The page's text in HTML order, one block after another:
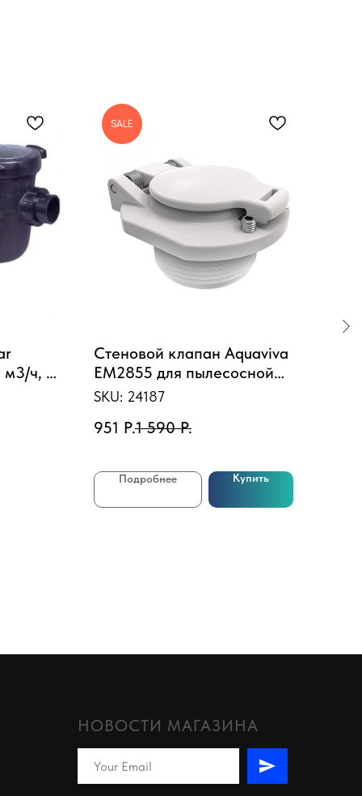
м3/ч, 3
SALE
Стеновой клапан Aquaviva
EM2855 для пылесосной
форсунки
SKU: 24187
951 Р.1 590 Р.
Подробнее Купить
НОВОСТИ МАГАЗИНА